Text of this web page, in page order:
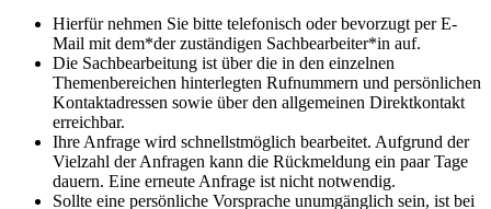
Hierfür nehmen Sie bitte telefonisch oder bevorzugt per E-
Mail mit dem*der zuständigen Sachbearbeiter*in auf.
Die Sachbearbeitung ist über die in den einzelnen
Themenbereichen hinterlegten Rufnummern und persönlichen
Kontaktadressen sowie über den allgemeinen Direktkontakt
erreichbar.
Ihre Anfrage wird schnellstmöglich bearbeitet. Aufgrund der
Vielzahl der Anfragen kann die Rückmeldung ein paar Tage
dauern. Eine erneute Anfrage ist nicht notwendig.
Sollte eine persönliche Vorsprache unumgänglich sein, ist bei